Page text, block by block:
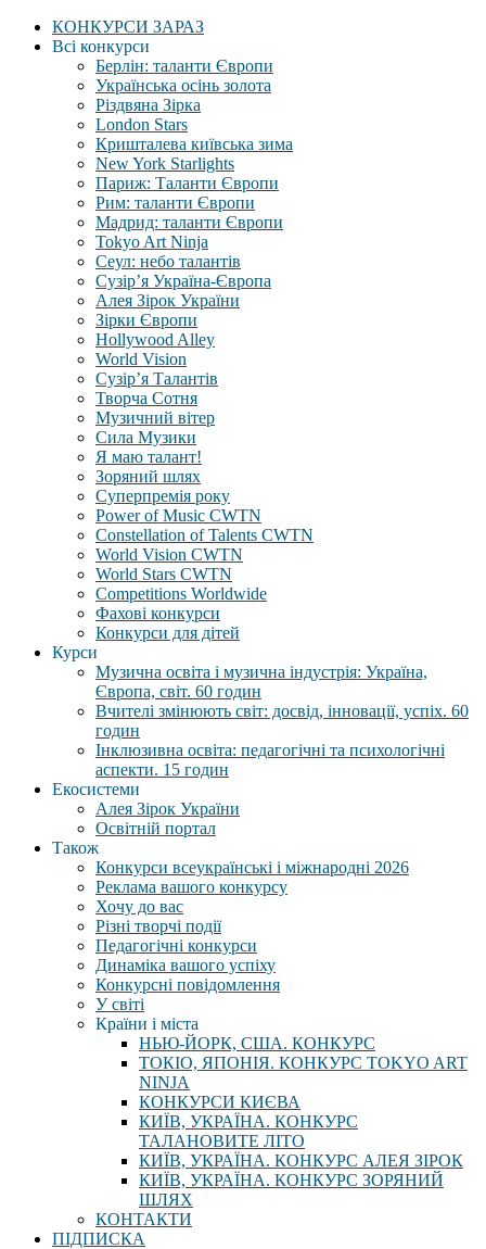
КОНКУРСИ ЗАРАЗ
Всі конкурси
Берлін: таланти Європи
Українська осінь золота
Різдвяна Зірка
London Stars
Кришталева київська зима
New York Starlights
Париж: Таланти Європи
Рим: таланти Європи
Мадрид: таланти Європи
Tokyo Art Ninja
Сеул: небо талантів
Сузір’я Україна-Європа
Алея Зірок України
Зірки Європи
Hollywood Alley
World Vision
Сузір’я Талантів
Творча Сотня
Музичний вітер
Сила Музики
Я маю талант!
Зоряний шлях
Суперпремія року
Power of Music CWTN
Constellation of Talents CWTN
World Vision CWTN
World Stars CWTN
Competitions Worldwide
Фахові конкурси
Конкурси для дітей
Курси
Музична освіта і музична індустрія: Україна,
Європа, світ. 60 годин
Вчителі змінюють світ: досвід, інновації, успіх. 60
годин
Інклюзивна освіта: педагогічні та психологічні
аспекти. 15 годин
Екосистеми
Алея Зірок України
Освітній портал
Також
Конкурси всеукраїнські і міжнародні 2026
Реклама вашого конкурсу
Хочу до вас
Різні творчі події
Педагогічні конкурси
Динаміка вашого успіху
Конкурсні повідомлення
У світі
Країни і міста
НЬЮ-ЙОРК, США. КОНКУРС
ТОКІО, ЯПОНІЯ. КОНКУРС TOKYO ART
NINJA
КОНКУРСИ КИЄВА
КИЇВ, УКРАЇНА. КОНКУРС
ТАЛАНОВИТЕ ЛІТО
КИЇВ, УКРАЇНА. КОНКУРС АЛЕЯ ЗІРОК
КИЇВ, УКРАЇНА. КОНКУРС ЗОРЯНИЙ
ШЛЯХ
КОНТАКТИ
ПІДПИСКА